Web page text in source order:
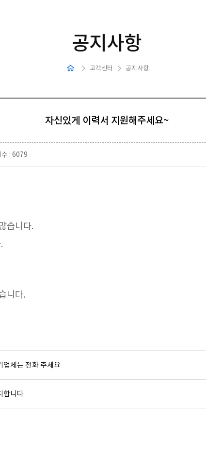
공지사항
고객센터 공지사항
자신있게 이력서 지원해주세요~
: 6079
습니다.
니다.
업체는 전화 주세요
합니다